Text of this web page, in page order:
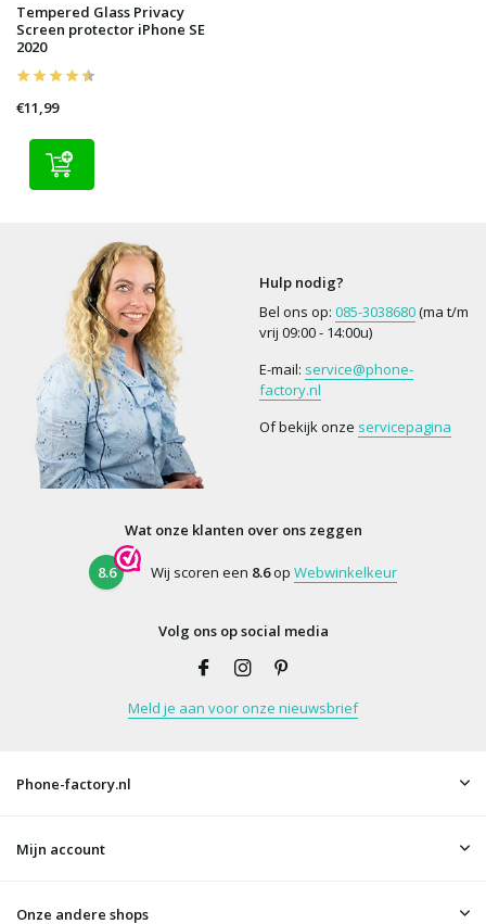
Tempered Glass Privacy
Screen protector iPhone SE
2020
€11,99
Hulp nodig?
Bel ons op: 085-3038680(ma t/m
vrij 09:00 - 14:00u)
E-mail: service@phone-
factory.nl
Of bekijk onze servicepagina
Wat onze klanten over ons zeggen
8.6 Wij scoren een 8.6op Webwinkelkeur
Volg ons op social media
Meld je aan voor onze nieuwsbrief
Phone-factory.nl
Mijn account
Onze andere shops